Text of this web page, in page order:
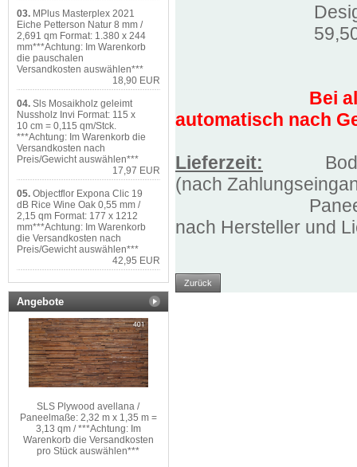
Design-/
59,50 €
Bei
automatisch nach
Lieferzeit:
(nach
Paneele ca. 1,5
nach Hersteller und
Zurück
03. MPlus Masterplex 2021
Eiche Petterson Natur 8 mm /
2,691 qm Format: 1.380 x 244
mm***Achtung: Im Warenkorb
die pauschalen
Versandkosten auswählen***
18,90 EUR
04. Sls Mosaikholz geleimt
Nussholz Invi Format: 115 x
10 cm = 0,115 qm/Stck.
***Achtung: Im Warenkorb die
Versandkosten nach
Preis/Gewicht auswählen***
17,97 EUR
05. Objectflor Expona Clic 19
dB Rice Wine Oak 0,55 mm /
2,15 qm Format: 177 x 1212
mm***Achtung: Im Warenkorb
die Versandkosten nach
Preis/Gewicht auswählen***
42,95 EUR
Angebote
SLS Plywood avellana /
Paneelmaße: 2,32 m x 1,35 m =
3,13 qm / ***Achtung: Im
Warenkorb die Versandkosten
pro Stück auswählen***